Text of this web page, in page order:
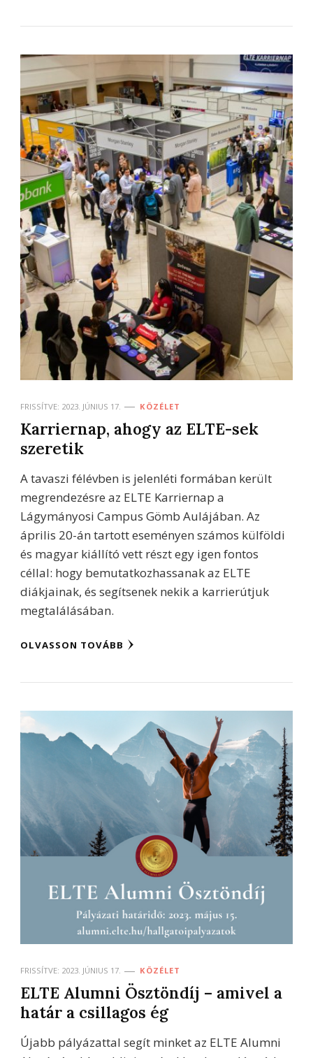
FRISSÍTVE: 2023. JÚNIUS 17. KÖZÉLET
Karriernap, ahogy az ELTE-sek
szeretik
A tavaszi félévben is jelenléti formában került
megrendezésre az ELTE Karriernap a
Lágymányosi Campus Gömb Aulájában. Az
április 20-án tartott eseményen számos külföldi
és magyar kiállító vett részt egy igen fontos
céllal: hogy bemutatkozhassanak az ELTE
diákjainak, és segítsenek nekik a karrierútjuk
megtalálásában.
OLVASSON TOVÁBB
FRISSÍTVE: 2023. JÚNIUS 17. KÖZÉLET
ELTE Alumni Ösztöndíj – amivel a
határ a csillagos ég
Újabb pályázattal segít minket az ELTE Alumni